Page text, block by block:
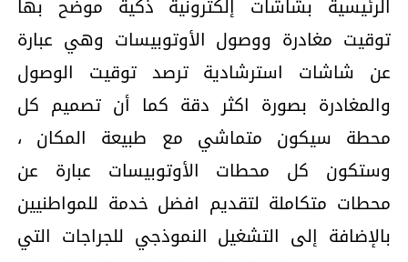
الرئيسية بشاشات إلكترونية ذكية موضح بها
توقيت مغادرة ووصول الأوتوبيسات وهي عبارة
عن شاشات استرشادية ترصد توقيت الوصول
والمغادرة بصورة اكثر دقة كما أن تصميم كل
محطة سيكون متماشي مع طبيعة المكان ،
وستكون كل محطات الأوتوبيسات عبارة عن
محطات متكاملة لتقديم افضل خدمة للمواطنيين
بالإضافة إلى التشغيل النموذجي للجراجات التي